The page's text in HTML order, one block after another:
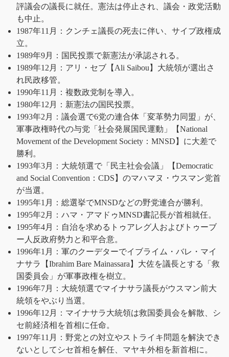
評議会の議長に就任。憲法は停止され、議会・政党活動
も中止。
1987年11月：クンチェ議長の死去に伴い、サイブ政権成
立。
1989年9月：国民投票で新憲法が承認される。
1989年12月：アリ・セブ【Ali Saibou】大統領が選出さ
れ民政移管。
1990年11月：複数政党制を導入。
1980年12月：新憲法の国民投票。
1993年2月：議会選で6党の連合体「変革勢力同盟」が、
軍事政権時代の与党「社会発展国民運動」【National
Movement of the Development Society：MNSD】に大差で
勝利。
1993年3月：大統領選で「民主社会会議」【Democratic
and Social Convention：CDS】のマハマヌ・ウスマン党首
が当選。
1995年1月：総選挙でMNSDなどの野党連合が勝利。
1995年2月：ハマ・アマドゥMNSD書記長が首相就任。
1995年4月：自治を求めるトゥアレグ人およびトゥーブ
ー人反政府勢力と和平合意。
1996年1月：軍のクーデターでイブライム・バレ・マイ
ナサラ【Ibrahim Bare Mainassara】大佐を議長とする「救
国委員会」が軍事政権を樹立。
1996年7月：大統領選でマイナサラ議長がウスマン前大
統領をやぶり当選。
1996年12月：マイナサラ大統領は救国委員会を解散、シ
セ前経済相を首相に任命。
1997年11月：野党との対立やストライキ問題を解決でき
ないとしてシセ首相を解任、マヤキ外相を新首相に。